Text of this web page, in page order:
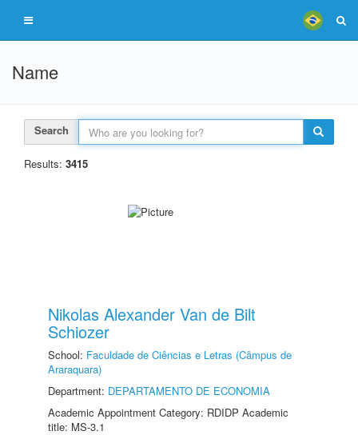
Name
Search
Results: 3415
Nikolas Alexander Van de Bilt
Schiozer
School: Faculdade de Ciências e Letras (Câmpus de
Araraquara)
Department: DEPARTAMENTO DE ECONOMIA
Academic Appointment Category: RDIDP Academic
title: MS-3.1